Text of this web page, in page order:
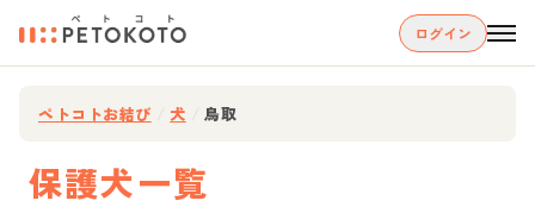
ログイン
ペトコトお結び 犬 鳥取
保護犬一覧